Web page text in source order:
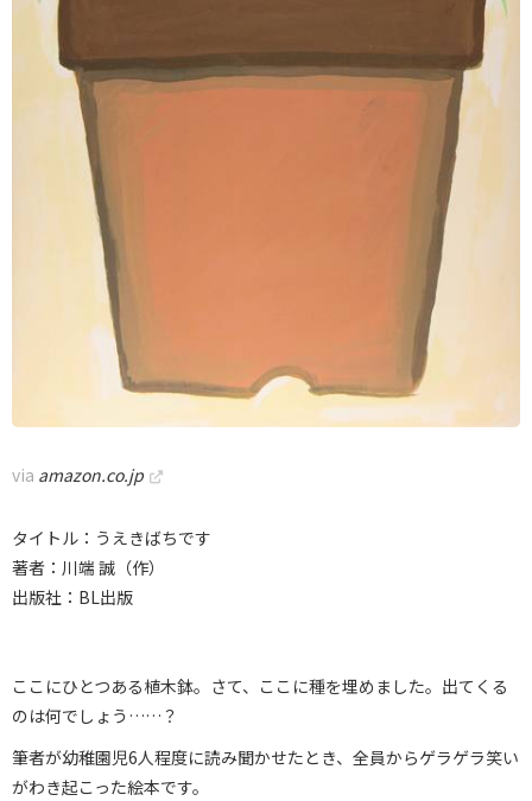
via amazon.co.jp
タイトル：うえきばちです
著者：川端 誠（作）
出版社：BL出版
ここにひとつある植木鉢。さて、ここに種を埋めました。出てくる
のは何でしょう……？
筆者が幼稚園児6人程度に読み聞かせたとき、全員からゲラゲラ笑い
がわき起こった絵本です。